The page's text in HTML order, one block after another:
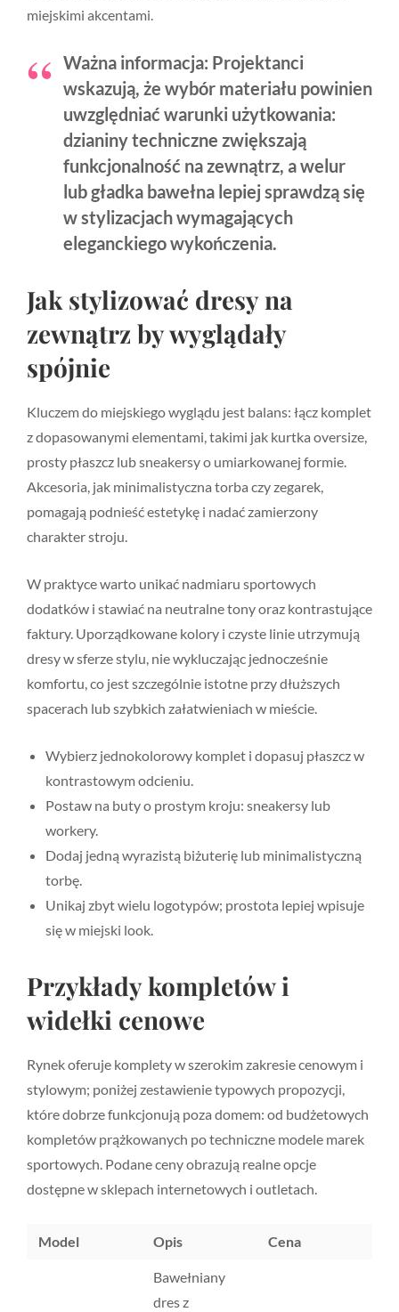
miejskimi akcentami.
Ważna informacja: Projektanci
wskazują, że wybór materiału powinien
uwzględniać warunki użytkowania:
dzianiny techniczne zwiększają
funkcjonalność na zewnątrz, a welur
lub gładka bawełna lepiej sprawdzą się
w stylizacjach wymagających
eleganckiego wykończenia.
Jak stylizować dresy na
zewnątrz by wyglądały
spójnie
Kluczem do miejskiego wyglądu jest balans: łącz komplet
z dopasowanymi elementami, takimi jak kurtka oversize,
prosty płaszcz lub sneakersy o umiarkowanej formie.
Akcesoria, jak minimalistyczna torba czy zegarek,
pomagają podnieść estetykę i nadać zamierzony
charakter stroju.
W praktyce warto unikać nadmiaru sportowych
dodatków i stawiać na neutralne tony oraz kontrastujące
faktury. Uporządkowane kolory i czyste linie utrzymują
dresy w sferze stylu, nie wykluczając jednocześnie
komfortu, co jest szczególnie istotne przy dłuższych
spacerach lub szybkich załatwieniach w mieście.
Wybierz jednokolorowy komplet i dopasuj płaszcz w
kontrastowym odcieniu.
Postaw na buty o prostym kroju: sneakersy lub
workery.
Dodaj jedną wyrazistą biżuterię lub minimalistyczną
torbę.
Unikaj zbyt wielu logotypów; prostota lepiej wpisuje
się w miejski look.
Przykłady kompletów i
widełki cenowe
Rynek oferuje komplety w szerokim zakresie cenowym i
stylowym; poniżej zestawienie typowych propozycji,
które dobrze funkcjonują poza domem: od budżetowych
kompletów prążkowanych po techniczne modele marek
sportowych. Podane ceny obrazują realne opcje
dostępne w sklepach internetowych i outletach.
Model Opis Cena
Bawełniany
dres z